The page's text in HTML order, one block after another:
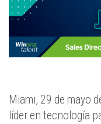
Miami, 29 de mayo
líder en tecnología